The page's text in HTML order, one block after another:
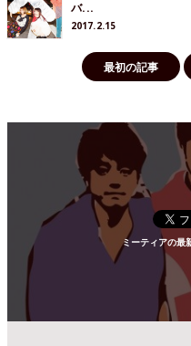
バ...
2017.2.15
最初の記事
ミーティアの最